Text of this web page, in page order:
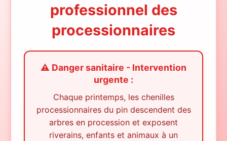
professionnel des
processionnaires
⚠️ Danger sanitaire - Intervention
urgente :
Chaque printemps, les chenilles
processionnaires du pin descendent des
arbres en procession et exposent
riverains, enfants et animaux à un